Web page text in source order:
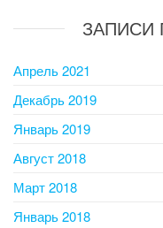
ЗАПИСИ
Апрель 2021
Декабрь 2019
Январь 2019
Август 2018
Март 2018
Январь 2018